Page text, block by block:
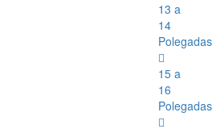
13 a
14
Polegadas
15 a
16
Polegadas